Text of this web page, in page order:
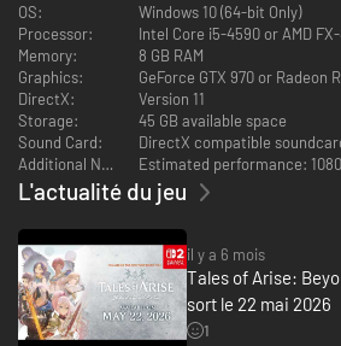
Explorez le monde de Dahna et ses divers
exceptionnels, dont l'apparence change en
journée. Escaladez les terrains rocheux, nagez
retrouvez-vous autour d'un feu de camp,
en ville, battez le maître d'une autre planète et
OS:
Windows 10 (64-bit Only)
Processor:
Intel Core i5-4590 or AMD
Memory:
8 GB RAM
Graphics:
GeForce GTX 970 or Radeon
DirectX:
Version 11
Storage:
45 GB available space
Sound Card:
DirectX compatible
Additional Notes:
L'actualité du jeu
il y a 6 mois
Tales of Arise:
sort le 22 mai 2026
1